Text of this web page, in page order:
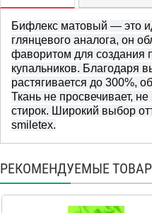
Бифлекс матовый — это
глянцевого аналога, он
фаворитом для создания
купальников. Благодаря
растягивается до 300%,
Ткань не просвечивает,
стирок. Широкий выбор
smiletex.
РЕКОМЕНДУЕМЫЕ